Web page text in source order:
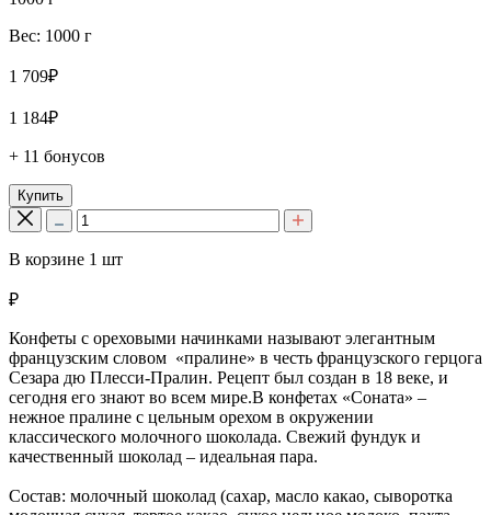
Вес: 1000 г
1 709₽
1 184₽
+ 11 бонусов
Купить
В корзине 1 шт
₽
Конфеты с ореховыми начинками называют элегантным
французским словом «пралине» в честь французского герцога
Сезара дю Плесси-Пралин. Рецепт был создан в 18 веке, и
сегодня его знают во всем мире.В конфетах «Соната» –
нежное пралине с цельным орехом в окружении
классического молочного шоколада. Свежий фундук и
качественный шоколад – идеальная пара.
Состав: молочный шоколад (сахар, масло какао, сыворотка